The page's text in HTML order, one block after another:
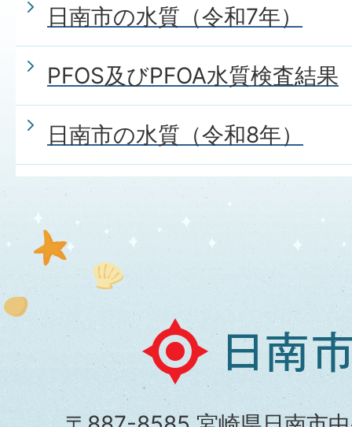
日南市の水質（令和7年）
PFOS及びPFOA水質検査結果
日南市の水質（令和8年）
日
南
市